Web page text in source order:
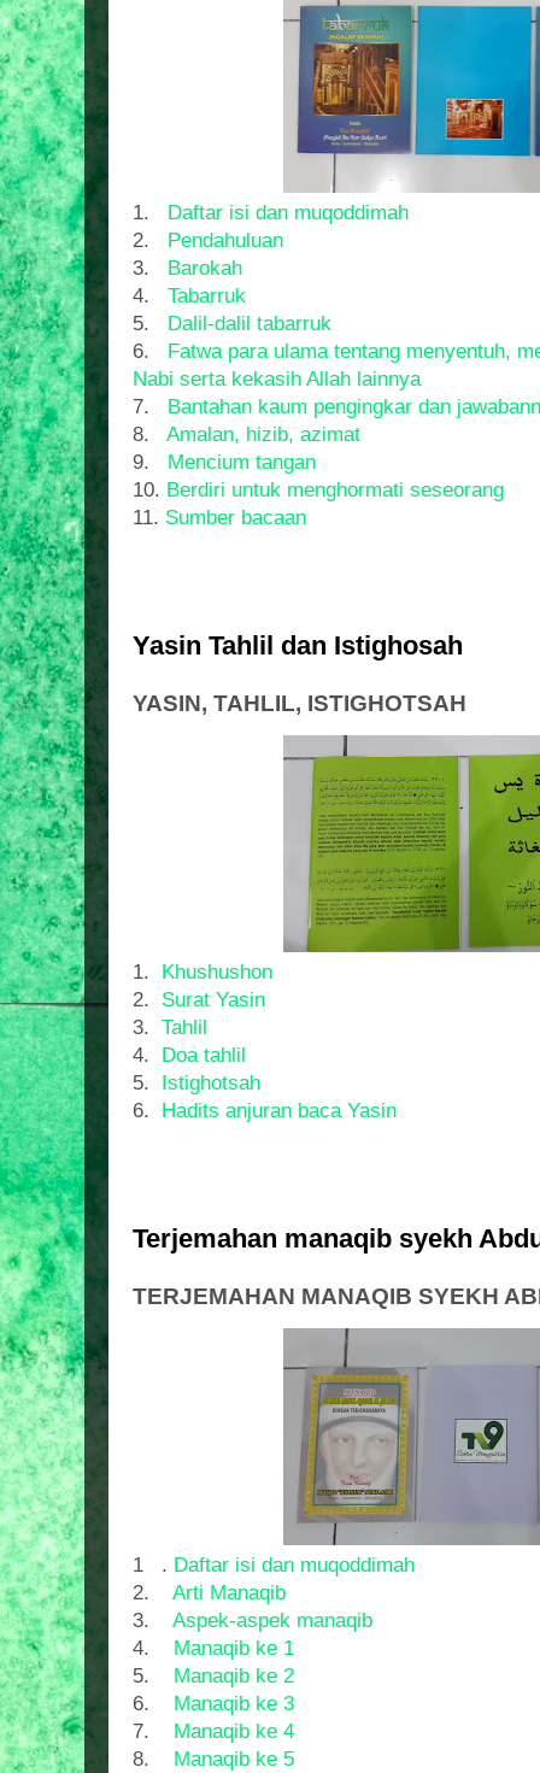
1. Daftar isi dan muqoddimah
2. Pendahuluan
3. Barokah
4. Tabarruk
5. Dalil-dalil tabarruk
6. Fatwa para ulama tentang menyentuh,
Nabi serta kekasih Allah lainnya
7. Bantahan kaum pengingkar dan
8. Amalan, hizib, azimat
9. Mencium tangan
10. Berdiri untuk menghormati seseorang
11. Sumber bacaan
Yasin Tahlil dan Istighosah
YASIN, TAHLIL, ISTIGHOTSAH
1. Khushushon
2. Surat Yasin
3. Tahlil
4. Doa tahlil
5. Istighotsah
6. Hadits anjuran baca Yasin
Terjemahan manaqib syekh
TERJEMAHAN MANAQIB SYEKH
1 . Daftar isi dan muqoddimah
2. Arti Manaqib
3. Aspek-aspek manaqib
4. Manaqib ke 1
5. Manaqib ke 2
6. Manaqib ke 3
7. Manaqib ke 4
8. Manaqib ke 5